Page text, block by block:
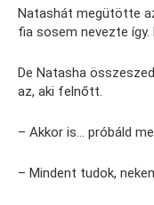
Natashát megütötte
fia sosem nevezte
De Natasha
az, aki felnőtt.
– Akkor is… próbáld
– Mindent tudok,